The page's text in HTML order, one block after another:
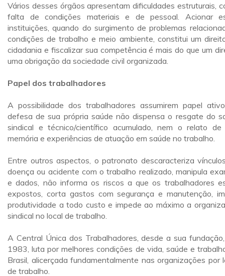
Vários desses órgãos apresentam dificuldades estruturais,
falta de condições materiais e de pessoal. Acionar
instituições, quando do surgimento de problemas
condições de trabalho e meio ambiente, constitui um
cidadania e fiscalizar sua competência é mais do que um
uma obrigação da sociedade civil organizada.
Papel dos trabalhadores
A possibilidade dos trabalhadores assumirem papel
defesa de sua própria saúde não dispensa o resgate do
sindical e técnico/científico acumulado, nem o relato de
memória e experiências de atuação em saúde no trabalho.
Entre outros aspectos, o patronato descaracteriza
doença ou acidente com o trabalho realizado, manipula
e dados, não informa os riscos a que os trabalhadores
expostos, corta gastos com segurança e manutenção,
produtividade a todo custo e impede ao máximo a
sindical no local de trabalho.
A Central Única dos Trabalhadores, desde a sua
1983, luta por melhores condições de vida, saúde e
Brasil, alicerçada fundamentalmente nas organizações por
de trabalho.